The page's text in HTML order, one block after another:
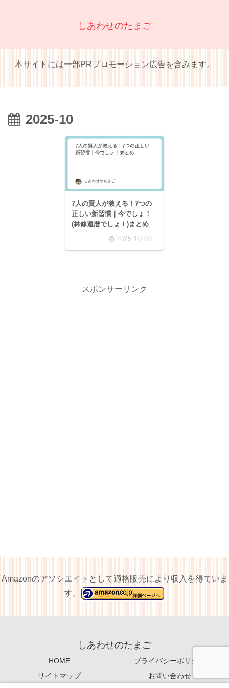
しあわせのたまご
本サイトには一部PRプロモーション広告を含みます。
2025-10
7人の賢人が教える！7つの
正しい新習慣｜今でしょ！
(林修還暦でしょ！)まとめ
2025.10.03
スポンサーリンク
Amazonのアソシエイトとして適格販売により収入を得ていま
す。
しあわせのたまご
HOME
プライバシーポリシー
サイトマップ
お問い合わせ